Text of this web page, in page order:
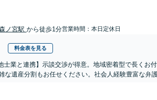
ノ宮駅 から徒歩1分営業時間：本日定休日
料金表を見る
士業と連携】示談交渉が得意。地域密着型で長くお
な遺産分割もお任せください。社会人経験豊富な弁